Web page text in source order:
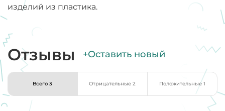
изделий из пластика.
Отзывы +Оставить новый
Всего 3 Отрицательные 2 Положительные 1